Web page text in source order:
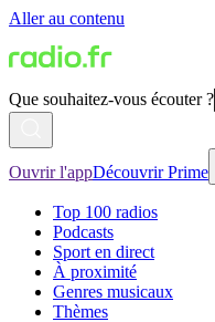
Aller au contenu
Que souhaitez-vous écouter ?
Ouvrir l'appDécouvrir Prime
Top 100 radios
Podcasts
Sport en direct
À proximité
Genres musicaux
Thèmes